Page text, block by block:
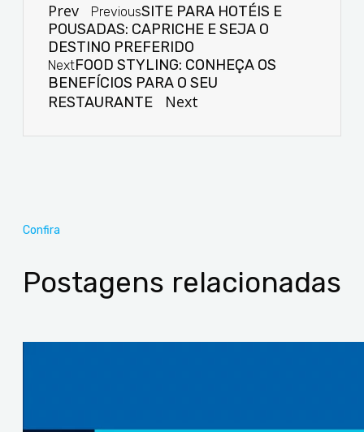
Prev PreviousSITE PARA HOTÉIS E
POUSADAS: CAPRICHE E SEJA O
DESTINO PREFERIDO
NextFOOD STYLING: CONHEÇA OS
BENEFÍCIOS PARA O SEU
RESTAURANTE
Next
Confira
Postagens relacionadas